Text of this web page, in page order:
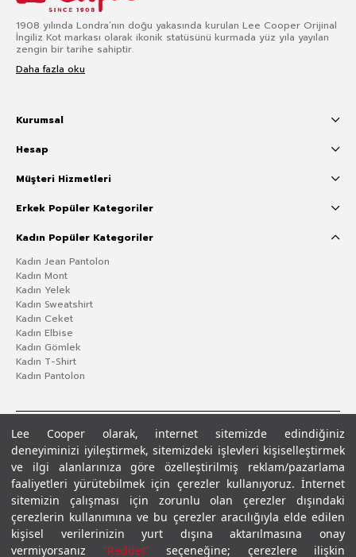
Lee Cooper olarak, internet sitemizde edindiğiniz
deneyiminizi iyileştirmek, sitemizdeki işlevleri kişiselleştirmek
ve ilgi alanlarınıza göre özelleştirilmiş reklam/pazarlama
faaliyetleri yürütebilmek için çerezler kullanıyoruz. İnternet
sitemizin çalışması için zorunlu olan çerezler dışındaki
çerezlerin kullanımına ve bu çerezler aracılığıyla elde edilen
kişisel verilerinizin yurt dışına aktarılmasına onay
vermiyorsanız “Reddet”seçeneğine; çerezlere ilişkin
1908 yılında Londra’nın doğu yakasında kurulan Lee Cooper Orijinal
İngiliz Kot markası olarak ikonik statüsünü kurmada yüz yıla yayılan
zengin bir tarihe sahiptir.
Daha fazla oku
Kurumsal
Hesap
Müşteri Hizmetleri
Erkek Popüler Kategoriler
Kadın Popüler Kategoriler
Kadın Jean Pantolon
Kadın Mont
Kadın Yelek
Kadın Sweatshirt
Kadın Ceket
Kadın Elbise
Kadın Gömlek
Kadın T-Shirt
Kadın Pantolon
Gizlilik PolitikasıÇerez Politikası KVKK Aydınlatma MetniŞartlar ve Koşullar
© 2026 Leecooper - Tüm Hakları Saklıdır.